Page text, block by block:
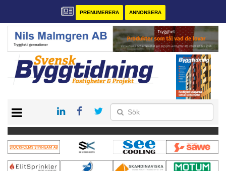
PRENUMERERA ANNONSERA
PRENUMERERA
VÅRA ANDRA MAGASIN
ANNONSERA